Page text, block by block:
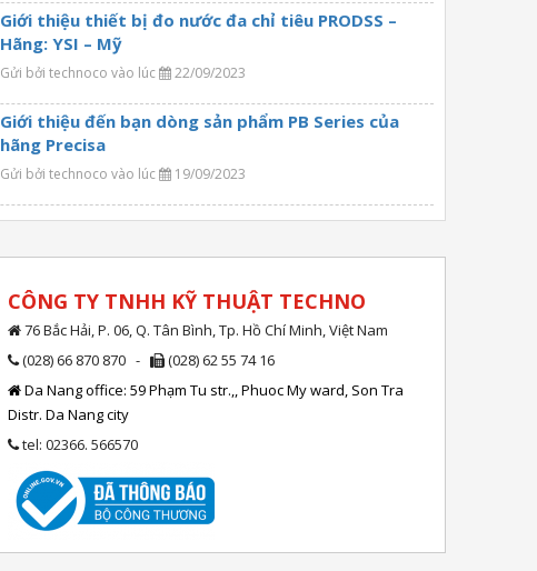
Giới thiệu thiết bị đo nước đa chỉ tiêu PRODSS –
Hãng: YSI – Mỹ
Gửi bởi technoco vào lúc 22/09/2023
Giới thiệu đến bạn dòng sản phẩm PB Series của
hãng Precisa
Gửi bởi technoco vào lúc 19/09/2023
CÔNG TY TNHH KỸ THUẬT TECHNO
76 Bắc Hải, P. 06, Q. Tân Bình, Tp. Hồ Chí Minh, Việt Nam
(028) 66 870 870 -
(028) 62 55 74 16
Da Nang office: 59 Phạm Tu str.,, Phuoc My ward, Son Tra
Distr. Da Nang city
tel: 02366. 566570